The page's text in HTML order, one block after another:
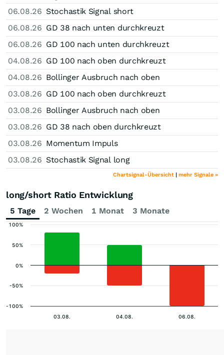
06.08.26 Stochastik Signal short
06.08.26 GD 38 nach unten durchkreuzt
06.08.26 GD 100 nach unten durchkreuzt
04.08.26 GD 100 nach oben durchkreuzt
04.08.26 Bollinger Ausbruch nach oben
03.08.26 GD 100 nach oben durchkreuzt
03.08.26 Bollinger Ausbruch nach oben
03.08.26 GD 38 nach oben durchkreuzt
03.08.26 Momentum Impuls
03.08.26 Stochastik Signal long
Chartsignal-Übersicht | mehr Signale »
long/short Ratio Entwicklung
5 Tage 2 Wochen 1 Monat 3 Monate
03.08. 04.08. 06.08.
-100%
-50%
0%
50%
100%